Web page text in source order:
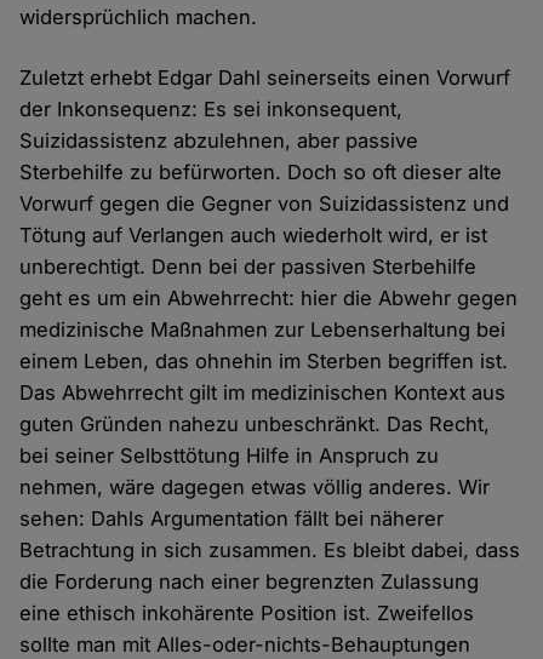
widersprüchlich machen.
Zuletzt erhebt Edgar Dahl seinerseits einen Vorwurf
der Inkonsequenz: Es sei inkonsequent,
Suizidassistenz abzulehnen, aber passive
Sterbehilfe zu befürworten. Doch so oft dieser alte
Vorwurf gegen die Gegner von Suizidassistenz und
Tötung auf Verlangen auch wiederholt wird, er ist
unberechtigt. Denn bei der passiven Sterbehilfe
geht es um ein Abwehrrecht: hier die Abwehr gegen
medizinische Maßnahmen zur Lebenserhaltung bei
einem Leben, das ohnehin im Sterben begriffen ist.
Das Abwehrrecht gilt im medizinischen Kontext aus
guten Gründen nahezu unbeschränkt. Das Recht,
bei seiner Selbsttötung Hilfe in Anspruch zu
nehmen, wäre dagegen etwas völlig anderes. Wir
sehen: Dahls Argumentation fällt bei näherer
Betrachtung in sich zusammen. Es bleibt dabei, dass
die Forderung nach einer begrenzten Zulassung
eine ethisch inkohärente Position ist. Zweifellos
sollte man mit Alles-oder-nichts-Behauptungen